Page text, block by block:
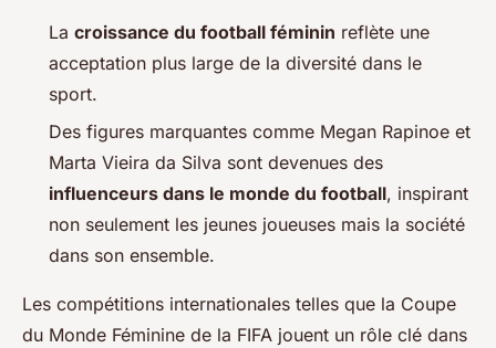
La croissance du football féminin reflète une
acceptation plus large de la diversité dans le
sport.
Des figures marquantes comme Megan Rapinoe et
Marta Vieira da Silva sont devenues des
influenceurs dans le monde du football, inspirant
non seulement les jeunes joueuses mais la société
dans son ensemble.
Les compétitions internationales telles que la Coupe
du Monde Féminine de la FIFA jouent un rôle clé dans